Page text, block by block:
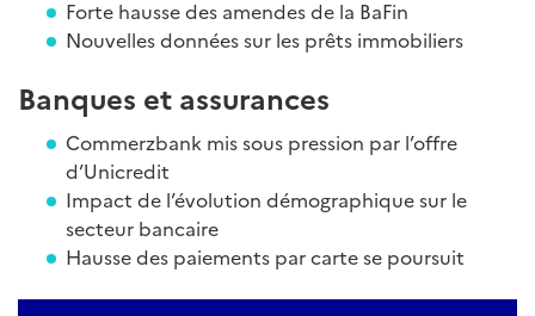
Forte hausse des amendes de la BaFin
Nouvelles données sur les prêts immobiliers
Banques et assurances
Commerzbank mis sous pression par l’offre
d’Unicredit
Impact de l’évolution démographique sur le
secteur bancaire
Hausse des paiements par carte se poursuit